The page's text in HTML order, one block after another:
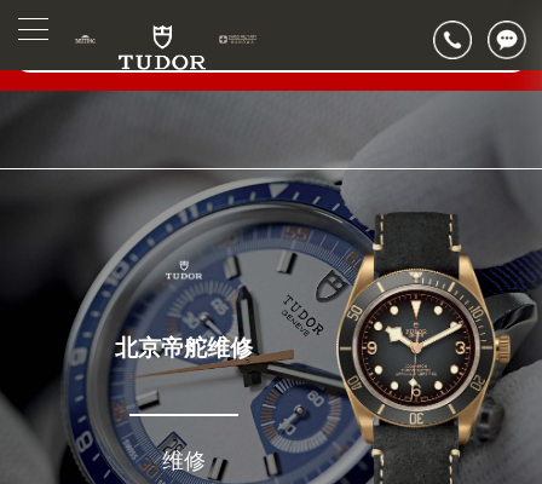
▲
▼
2026年6月北京市帝舵官方售后客户服务热线：400-801-5381
2026年6月帝舵售后服务中心最新网点地址：
节假日正常营业！
北京帝舵维修
维修